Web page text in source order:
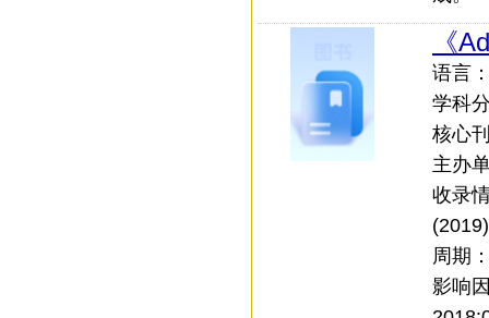
《
语言
学科
核心
主办
收录
周期
影响